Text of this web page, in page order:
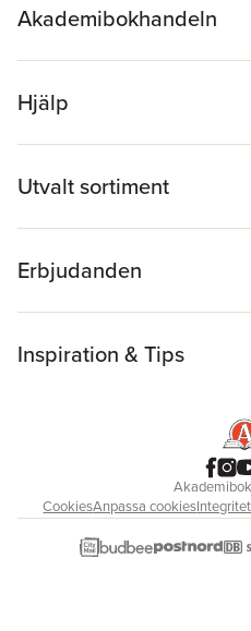
Akademibokhandeln
Hjälp
Utvalt sortiment
Erbjudanden
Inspiration & Tips
CookiesAnpassa cookies